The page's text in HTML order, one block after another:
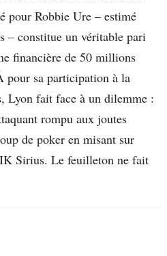
pour Robbie Ure – estimé
– constitue un véritable pari
financière de 50 millions
pour sa participation à la
Lyon fait face à un dilemme :
rompu aux joutes
de poker en misant sur
Sirius. Le feuilleton ne fait